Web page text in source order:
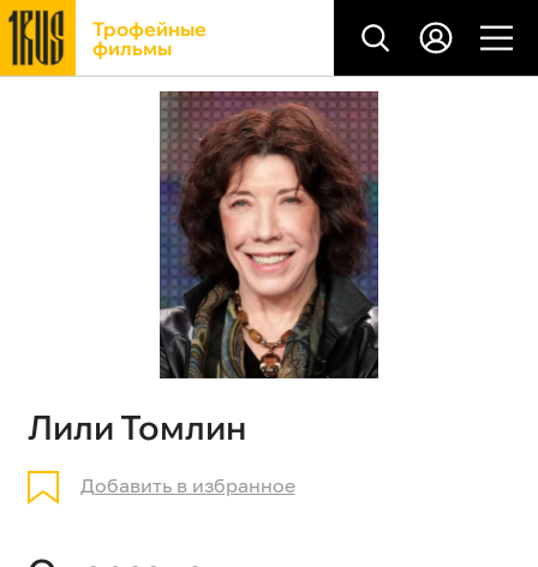
Трофейные
фильмы
Лили Томлин
Добавить в избранное